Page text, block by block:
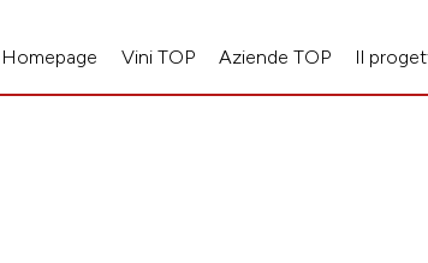
Homepage Vini TOP Aziende TOP Il